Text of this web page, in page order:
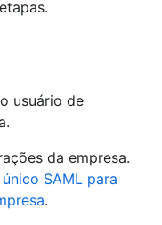
usuário de
da empresa.
SAML para
.